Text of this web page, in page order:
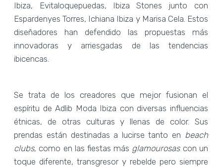
Ibiza, Evitaloquepuedas, Ibiza Stones junto con
Espardenyes Torres, Ichiana Ibiza y Marisa Cela. Estos
diseñadores han defendido las propuestas más
innovadoras y arriesgadas de las tendencias
ibicencas.
Se trata de los creadores que mejor fusionan el
espíritu de Adlib Moda Ibiza con diversas influencias
étnicas, de otras culturas y llenas de color. Sus
prendas están destinadas a lucirse tanto en beach
clubs, como en las fiestas más glamourosascon un
toque diferente, transgresor y rebelde pero siempre